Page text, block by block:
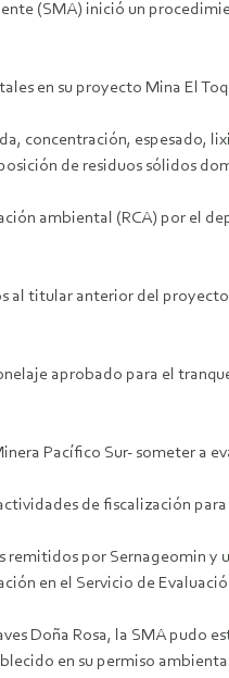
(SMA) inició un
en su proyecto Mina El
concentración, espesado,
de residuos sólidos
ambiental (RCA) por el
al titular anterior del
aprobado para el
Pacífico Sur- someter a
de fiscalización
por Sernageomin
en el Servicio de
Doña Rosa, la SMA
en su permiso